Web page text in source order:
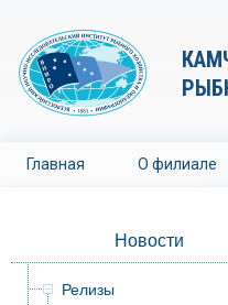
Главная О филиале
Новости
Релизы